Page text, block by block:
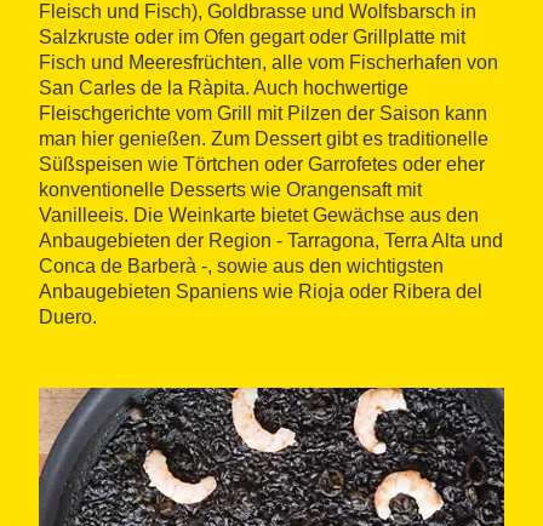
Fleisch und Fisch), Goldbrasse und Wolfsbarsch in
Salzkruste oder im Ofen gegart oder Grillplatte mit
Fisch und Meeresfrüchten, alle vom Fischerhafen von
San Carles de la Ràpita. Auch hochwertige
Fleischgerichte vom Grill mit Pilzen der Saison kann
man hier genießen. Zum Dessert gibt es traditionelle
Süßspeisen wie Törtchen oder Garrofetes oder eher
konventionelle Desserts wie Orangensaft mit
Vanilleeis. Die Weinkarte bietet Gewächse aus den
Anbaugebieten der Region - Tarragona, Terra Alta und
Conca de Barberà -, sowie aus den wichtigsten
Anbaugebieten Spaniens wie Rioja oder Ribera del
Duero.